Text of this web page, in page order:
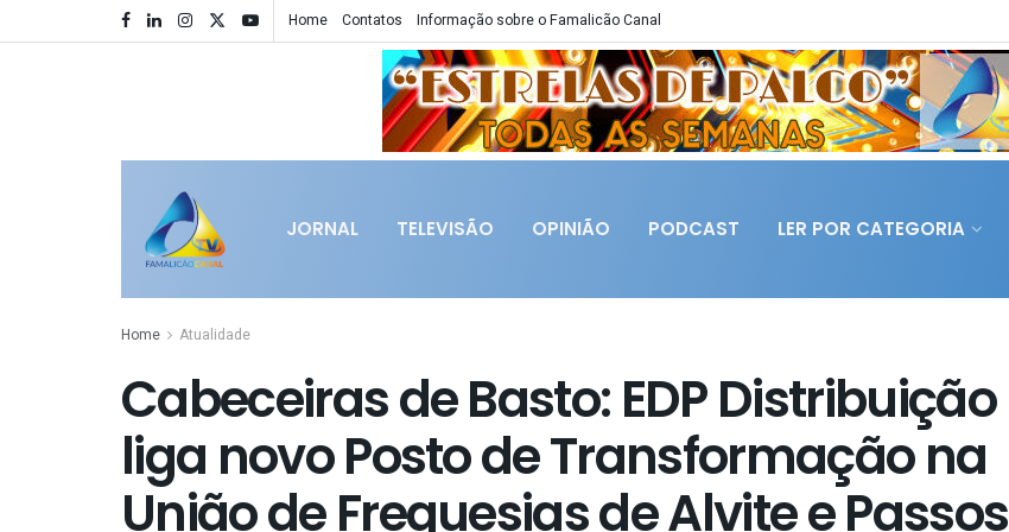
Home Contatos Informação sobre o Famalicão Canal
JORNAL TELEVISÃO OPINIÃO PODCAST LER POR CATEGORIA
Home Atualidade
Cabeceiras de Basto: EDP Distribuição
liga novo Posto de Transformação na
União de Freguesias de Alvite e Passos